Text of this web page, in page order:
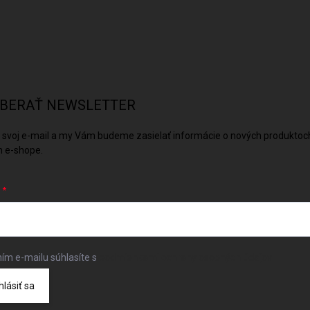
NEWSLETTER
svoj e-mail a my Vám budeme zasielať informácie o nových
e-shope.
e-mailu súhlasíte s
sa